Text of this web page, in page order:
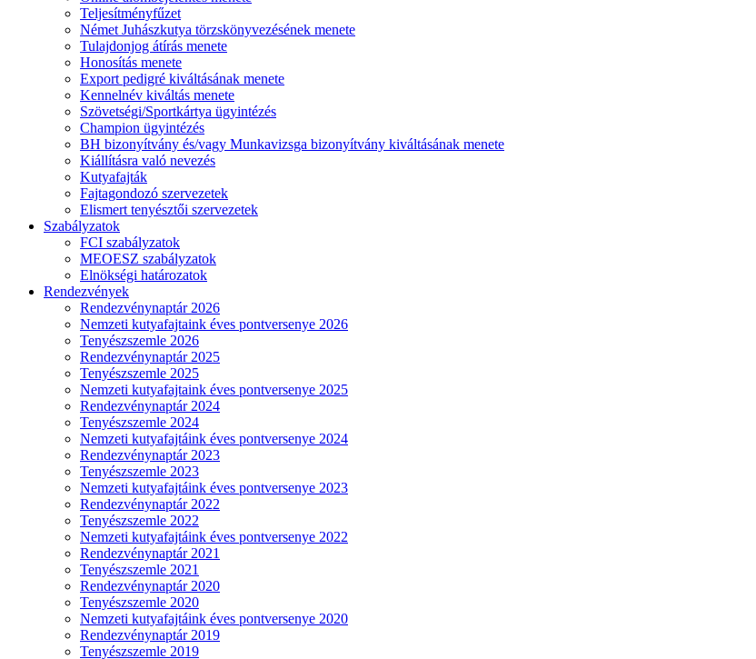
Teljesítményfűzet
Német Juhászkutya törzskönyvezésének menete
Tulajdonjog átírás menete
Honosítás menete
Export pedigré kiváltásának menete
Kennelnév kiváltás menete
Szövetségi/Sportkártya ügyintézés
Champion ügyintézés
BH bizonyítvány és/vagy Munkavizsga bizonyítvány kiváltásának menete
Kiállításra való nevezés
Kutyafajták
Fajtagondozó szervezetek
Elismert tenyésztői szervezetek
Szabályzatok
FCI szabályzatok
MEOESZ szabályzatok
Elnökségi határozatok
Rendezvények
Rendezvénynaptár 2026
Nemzeti kutyafajtaink éves pontversenye 2026
Tenyészszemle 2026
Rendezvénynaptár 2025
Tenyészszemle 2025
Nemzeti kutyafajtaink éves pontversenye 2025
Rendezvénynaptár 2024
Tenyészszemle 2024
Nemzeti kutyafajtáink éves pontversenye 2024
Rendezvénynaptár 2023
Tenyészszemle 2023
Nemzeti kutyafajtáink éves pontversenye 2023
Rendezvénynaptár 2022
Tenyészszemle 2022
Nemzeti kutyafajtáink éves pontversenye 2022
Rendezvénynaptár 2021
Tenyészszemle 2021
Rendezvénynaptár 2020
Tenyészszemle 2020
Nemzeti kutyafajtáink éves pontversenye 2020
Rendezvénynaptár 2019
Tenyészszemle 2019